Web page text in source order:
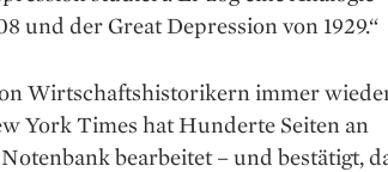
und der Great Depression von 1929.“
Wirtschaftshistorikern immer
York Times hat Hunderte Seiten an
bearbeitet – und bestätigt,